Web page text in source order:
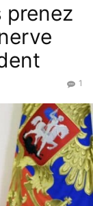
prenez
1